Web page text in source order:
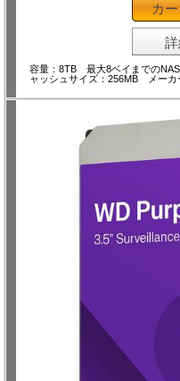
カ
容量：8TB 最大8ベイまでの
ャッシュサイズ：256MB メーカ